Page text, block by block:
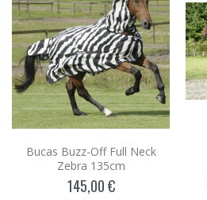
Bucas Buzz-Off Full Neck
Zebra 135cm
145,00 €